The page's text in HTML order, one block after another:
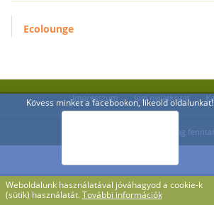
Kövess minket a facebookon, likeold oldalunkat!
Weboldalunk használatával jóváhagyod a cookie-k
(sütik) használatát.További információk
Ecolounge